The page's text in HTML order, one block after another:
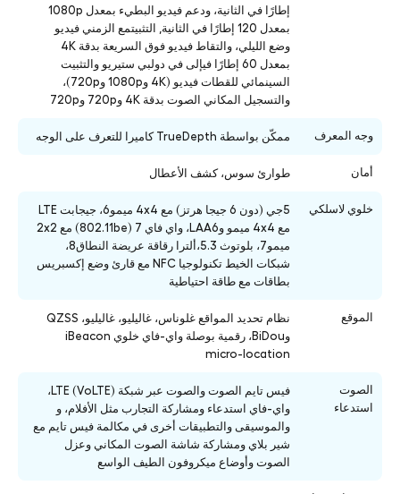
إطارًا في الثانية، ودعم فيديو البطيء بمعدل 1080p
بمعدل 120 إطارًا في الثانية, التثبيتمع الزمني فيديو
وضع الليلي، والتقاط فيديو فوق السريعة بدقة 4K
بمعدل 60 إطارًا فيإلى في دولبي ستيريو والتثبيت
السينمائي للقطات فيديو (4K و1080p و720p)،
والتسجيل المكاني الصوت بدقة 4K و720p و720p
وجه المعرف ممكّن بواسطة TrueDepth كاميرا للتعرف على الوجه
أمان طوارئ سوس، كشف الأعطال
خلوي لاسلكي
5جي (دون 6 جيجا هرتز) مع 4x4 ميمو6، جيجابت LTE
مع 4x4 ميمو وLAA6، واي فاي 7 (802.11be) مع 2x2
ميمو7، بلوتوث 5.3،ألترا رقاقة عريضة النطاق8،
شبكات الخيط تكنولوجيا NFC مع قارئ وضع إكسبريس
بطاقات مع طاقة احتياطية
الموقع
نظام تحديد المواقع غلوناس، غاليليو، غاليليو، QZSS
وBiDou، رقمية بوصلة واي-فاي خلوي iBeacon
micro-location
الصوت
استدعاء
فيس تايم الصوت والصوت عبر شبكة LTE (VoLTE)،
واي-فاي استدعاء ومشاركة التجارب مثل الأفلام، و
والموسيقى والتطبيقات أخرى في مكالمة فيس تايم مع
شير بلاي ومشاركة شاشة الصوت المكاني وعزل
الصوت وأوضاع ميكروفون الطيف الواسع